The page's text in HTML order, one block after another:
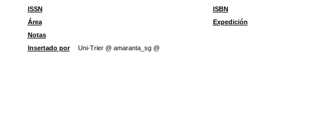
ISSN ISBN
Área
Expedición
Notas
Insertado por
Uni-Trier @ amaranta_sg @